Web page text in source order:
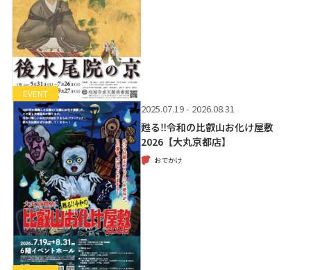
EVENT
2025.07.19 - 2026.08.31
甦る‼令和の比叡山お化け屋敷
2026【大丸京都店】
おでかけ